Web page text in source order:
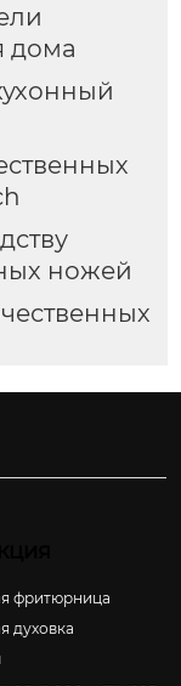
дома
ножей
фритюрница
духовка